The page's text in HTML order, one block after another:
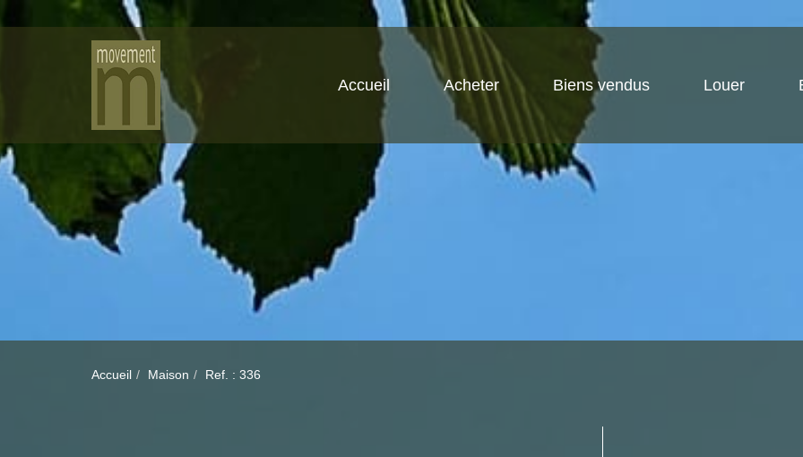
Accueil Acheter Biens vendus Louer
Accueil Maison Ref. : 336